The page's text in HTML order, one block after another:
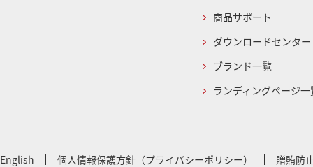
商品サポート
ダウンロードセンター
ブランド一覧
ランディングページ一
English 個人情報保護方針（プライバシーポリシー） 贈賄防